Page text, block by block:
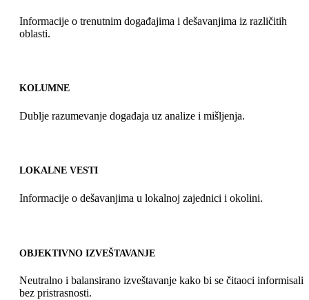
Informacije o trenutnim događajima i dešavanjima iz različitih
oblasti.
KOLUMNE
Dublje razumevanje događaja uz analize i mišljenja.
LOKALNE VESTI
Informacije o dešavanjima u lokalnoj zajednici i okolini.
OBJEKTIVNO IZVEŠTAVANJE
Neutralno i balansirano izveštavanje kako bi se čitaoci informisali
bez pristrasnosti.